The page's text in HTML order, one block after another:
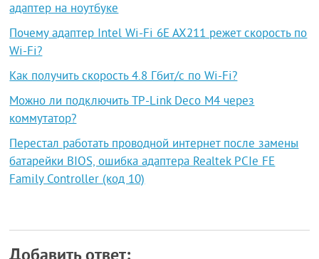
адаптер на ноутбуке
Почему адаптер Intel Wi-Fi 6E AX211 режет скорость по
Wi-Fi?
Как получить скорость 4.8 Гбит/с по Wi-Fi?
Можно ли подключить TP-Link Deco M4 через
коммутатор?
Перестал работать проводной интернет после замены
батарейки BIOS, ошибка адаптера Realtek PCIe FE
Family Controller (код 10)
Добавить ответ: